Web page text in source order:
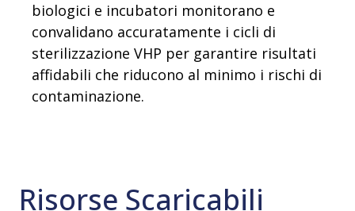
biologici e incubatori monitorano e
convalidano accuratamente i cicli di
sterilizzazione VHP per garantire risultati
affidabili che riducono al minimo i rischi di
contaminazione.
Risorse Scaricabili